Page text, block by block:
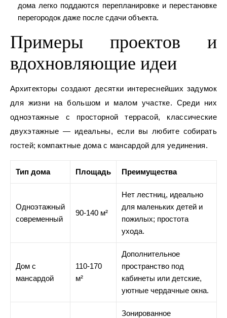
дома легко поддаются перепланировке и перестановке
перегородок даже после сдачи объекта.
Примеры проектов и
вдохновляющие идеи
Архитекторы создают десятки интереснейших задумок
для жизни на большом и малом участке. Среди них
одноэтажные с просторной террасой, классические
двухэтажные — идеальны, если вы любите собирать
гостей; компактные дома с мансардой для уединения.
Тип дома Площадь Преимущества
Одноэтажный
современный
90-140 м²
Нет лестниц, идеально
для маленьких детей и
пожилых; простота
ухода.
Дом с
мансардой
110-170
м²
Дополнительное
пространство под
кабинеты или детские,
уютные чердачные окна.
Зонированное